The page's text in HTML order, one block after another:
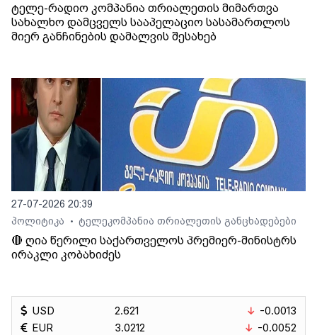
ტელე-რადიო კომპანია თრიალეთის მიმართვა
სახალხო დამცველს სააპელაციო სასამართლოს
მიერ განჩინების დამალვის შესახებ
27-07-2026 20:39
პოლიტიკა
• ტელეკომპანია თრიალეთის განცხადებები
🔴 ღია წერილი საქართველოს პრემიერ-მინისტრს
ირაკლი კობახიძეს
USD
EUR
2.621
3.0212
-0.0013
-0.0052